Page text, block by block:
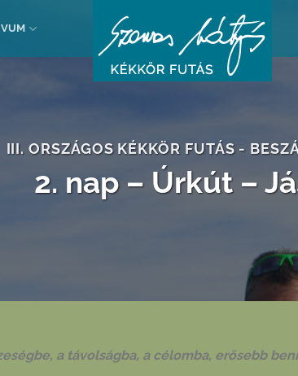
III. ORSZÁGOS KÉKKÖR FUTÁS -
2. nap – Úrkút –
a távolságba, a célomba, erősebb